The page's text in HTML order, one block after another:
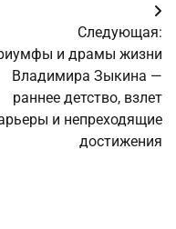
Следующая:
и драмы жизни
Владимира Зыкина —
раннее детство, взлет
и непреходящие
достижения